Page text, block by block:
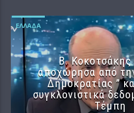
ΕΛΛΆΔΑ
Β. Κοκοτσάκης
αποχώρησα από
Δημοκρατίας ”
συγκλονιστικά
Τέμπη